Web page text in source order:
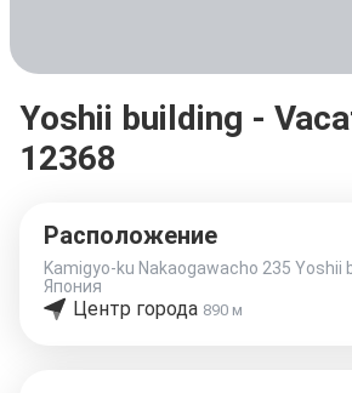
Yoshii building -
12368
Расположение
Kamigyo-ku Nakaogawacho 235 Yoshii
Япония
Центр города 890 м